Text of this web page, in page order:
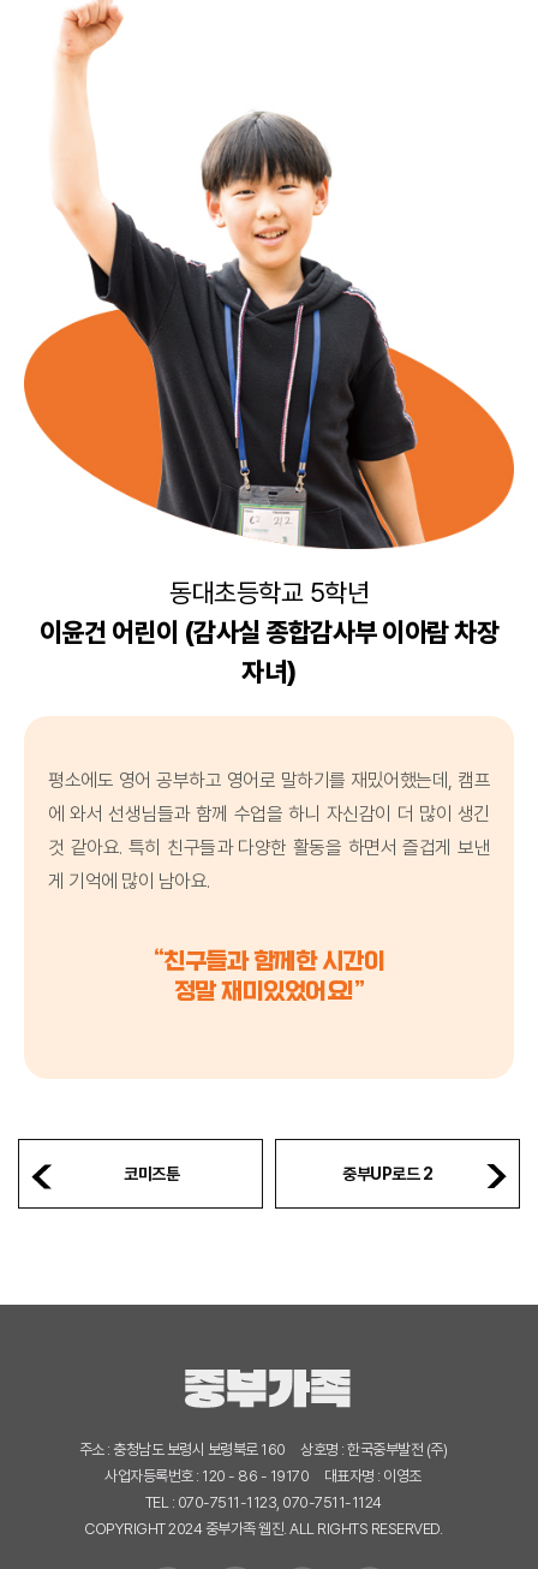
동대초등학교 5학년
이윤건 어린이 (감사실 종합감사부 이아람 차장
자녀)
평소에도 영어 공부하고 영어로 말하기를 재밌어했는데, 캠프
에 와서 선생님들과 함께 수업을 하니 자신감이 더 많이 생긴
것 같아요. 특히 친구들과 다양한 활동을 하면서 즐겁게 보낸
게 기억에 많이 남아요.
“친구들과 함께한 시간이
정말 재미있었어요!”
코미즈툰 중부UP로드 2
주소 : 충청남도 보령시 보령북로 160
상호명 : 한국중부발전 (주)
사업자등록번호 : 120 - 86 - 19170
대표자명 : 이영조
TEL : 070-7511-1123, 070-7511-1124
COPYRIGHT 2024 중부가족 웹진. ALL RIGHTS RESERVED.